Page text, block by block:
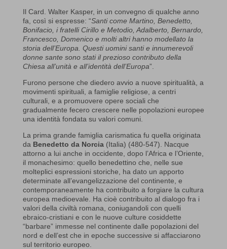
Il Card. Walter Kasper, in un convegno di qualche anno
fa, così si espresse: “Santi come Martino, Benedetto,
Bonifacio, i fratelli Cirillo e Metodio, Adalberto, Bernardo,
Francesco, Domenico e molti altri hanno modellato la
storia dell’Europa. Questi uomini santi e innumerevoli
donne sante sono stati il prezioso contributo della
Chiesa all’unità e all’identità dell’Europa”.
Furono persone che diedero avvio a nuove spiritualità, a
movimenti spirituali, a famiglie religiose, a centri
culturali, e a promuovere opere sociali che
gradualmente fecero crescere nelle popolazioni europee
una identità fondata su valori comuni.
La prima grande famiglia carismatica fu quella originata
da Benedetto da Norcia(Italia) (480-547). Nacque
attorno a lui anche in occidente, dopo l’Africa e l’Oriente,
il monachesimo: quello benedettino che, nelle sue
molteplici espressioni storiche, ha dato un apporto
determinate all’evangelizzazione del continente, e
contemporaneamente ha contribuito a forgiare la cultura
europea medioevale. Ha cioè contribuito al dialogo fra i
valori della civiltà romana, coniugandoli con quelli
ebraico-cristiani e con le nuove culture cosiddette
“barbare” immesse nel continente dalle popolazioni del
nord e dell’est che in epoche successive si affacciarono
sul territorio europeo.